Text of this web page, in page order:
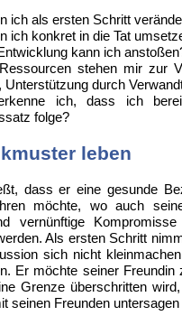
ich als ersten Schritt
ich konkret in die Tat
kann ich
stehen mir zur
Unterstützung durch
ich, dass ich
folge?
leben
dass er eine gesunde
möchte, wo auch
vernünftige
Als ersten Schritt
sich nicht
Er möchte seiner Freundin
Grenze überschritten
seinen Freunden